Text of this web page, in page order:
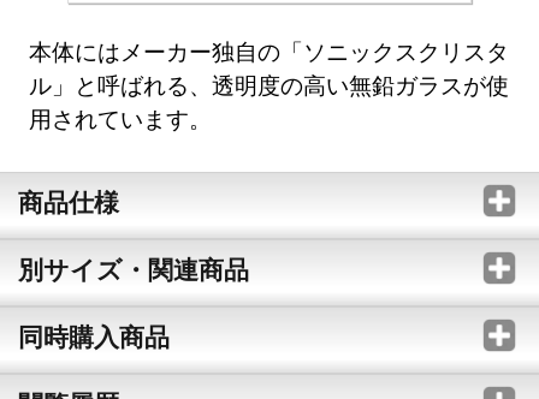
本体にはメーカー独自の「ソニックスクリスタ
ル」と呼ばれる、透明度の高い無鉛ガラスが使
用されています。
商品仕様
別サイズ・関連商品
同時購入商品